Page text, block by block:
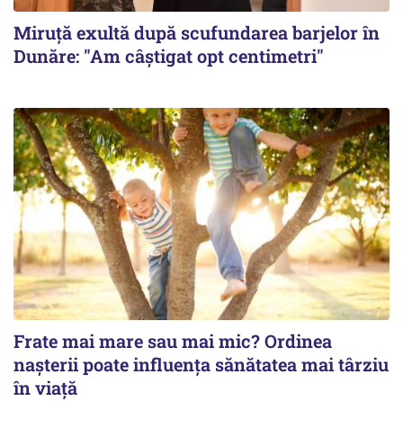
Miruță exultă după scufundarea barjelor în
Dunăre: "Am câștigat opt centimetri"
Frate mai mare sau mai mic? Ordinea
nașterii poate influența sănătatea mai târziu
în viață